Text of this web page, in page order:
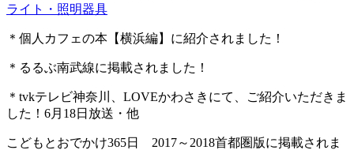
ライト・照明器具
＊個人カフェの本【横浜編】に紹介されました！
＊るるぶ南武線に掲載されました！
＊tvkテレビ神奈川、LOVEかわさきにて、ご紹介いただきま
した！6月18日放送・他
こどもとおでかけ365日 2017～2018首都圏版に掲載されま